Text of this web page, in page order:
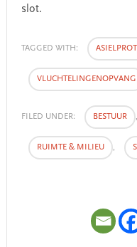
slot.
TAGGED WITH:
VLUCHTELINGENOPVANG
FILED UNDER: BESTUUR ,
RUIMTE & MILIEU ,